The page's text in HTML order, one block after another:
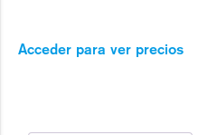
Acceder para ver precios